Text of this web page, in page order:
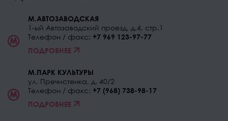
М.АВТОЗАВОДСКАЯ
1-ый Автозаводский проезд, д.4, стр.1
Телефон / факс: +7 969 123-97-77
ПОДРОБНЕЕ
М.ПАРК КУЛЬТУРЫ
ул. Пречистенка, д. 40/2
Телефон / факс: +7 (968) 738-98-17
ПОДРОБНЕЕ